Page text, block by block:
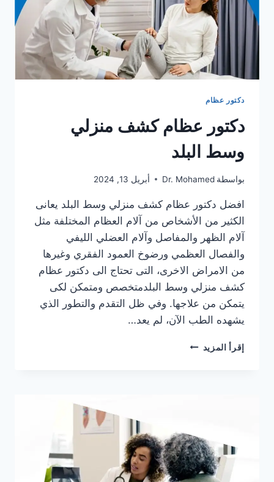
دكتور عظام
دكتور عظام كشف منزلي
وسط البلد
بواسطة Dr. Mohamed أبريل 13, 2024
افضل دكتور عظام كشف منزلي وسط البلد يعانى
الكثير من الأشخاص من آلام العظام المختلفة مثل
آلام الظهر والمفاصل وآلام العضلي الليفي
والفصال العظمي ورضوخ العمود الفقري وغيرها
من الامراض الاخرى، التى تحتاج الى دكتور عظام
كشف منزلي وسط البلدمتخصص ومتمكن لكى
يتمكن من علاجها. وفي ظل التقدم والتطور الذي
يشهده الطب الآن، لم يعد…
إقرأ المزيد دكتور